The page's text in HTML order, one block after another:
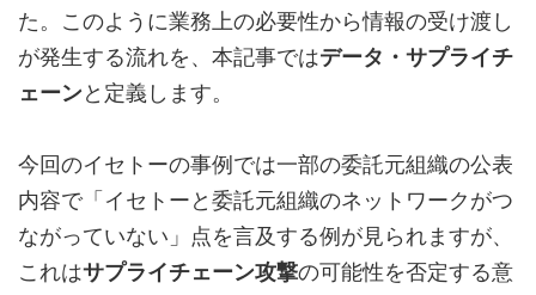
た。このように業務上の必要性から情報の受け渡し
が発生する流れを、本記事ではデータ・サプライチ
ェーンと定義します。
今回のイセトーの事例では一部の委託元組織の公表
内容で「イセトーと委託元組織のネットワークがつ
ながっていない」点を言及する例が見られますが、
これはサプライチェーン攻撃の可能性を否定する意